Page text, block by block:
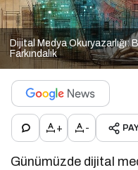
Dijital Medya Okuryazarlığı:
Farkındalık
+ -
Günümüzde dijital